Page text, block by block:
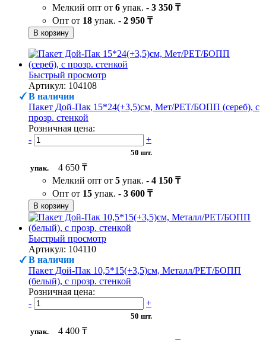
Мелкий опт от 6 упак. - 3 350 ₸
Опт от 18 упак. - 2 950 ₸
В корзину
Быстрый просмотр
Артикул: 104108
В наличии
Пакет Дой-Пак 15*24(+3,5)см, Мет/PET/БОПП (сереб), с
прозр. стенкой
Розничная цена:
-
+
50 шт.
упак.
4 650 ₸
Мелкий опт от 5 упак. - 4 150 ₸
Опт от 15 упак. - 3 600 ₸
В корзину
Быстрый просмотр
Артикул: 104110
В наличии
Пакет Дой-Пак 10,5*15(+3,5)см, Металл/PET/БОПП
(белый), с прозр. стенкой
Розничная цена:
-
+
50 шт.
упак.
4 400 ₸